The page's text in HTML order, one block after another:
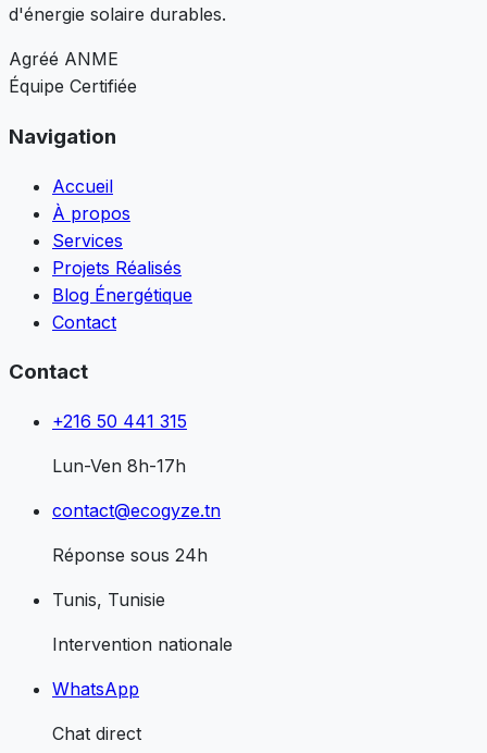
d'énergie solaire durables.
Agréé ANME
Équipe Certifiée
Navigation
Accueil
À propos
Services
Projets Réalisés
Blog Énergétique
Contact
Contact
+216 50 441 315
Lun-Ven 8h-17h
contact@ecogyze.tn
Réponse sous 24h
Tunis, Tunisie
Intervention nationale
WhatsApp
Chat direct